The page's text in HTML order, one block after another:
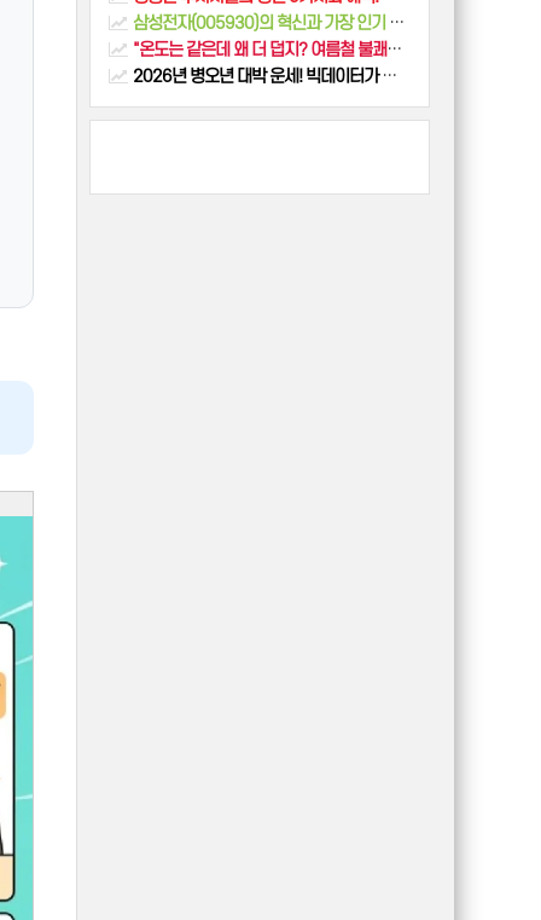
삼성전자(005930)의 혁신과 가장 인기 있는 제품, 월봉 주식 차트
"온도는 같은데 왜 더 덥지? 여름철 불쾌지수를 결정하는 '습도'의 비밀과 관리법"
2026년 병오년 대박 운세! 빅데이터가 예측한 나의 재물운, 연애운은?